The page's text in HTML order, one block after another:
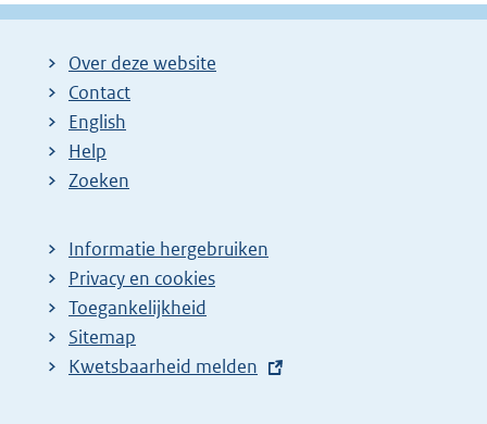
Over deze website
Contact
English
Help
Zoeken
Informatie hergebruiken
Privacy en cookies
Toegankelijkheid
Sitemap
E
Kwetsbaarheid melden